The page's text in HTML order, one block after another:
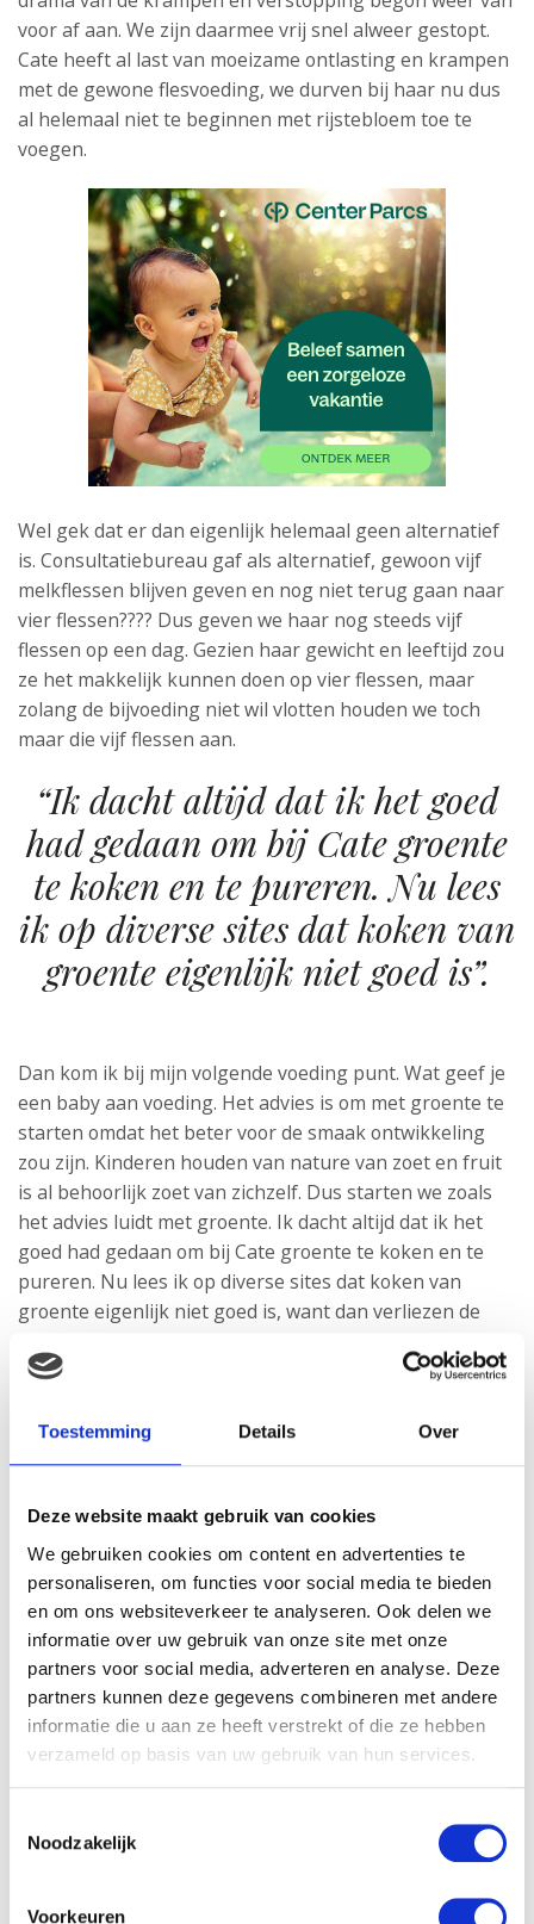
Toestemming Details Over
Deze website maakt gebruik van cookies
We gebruiken cookies om content en advertenties te
personaliseren, om functies voor social media te bieden
en om ons websiteverkeer te analyseren. Ook delen we
informatie over uw gebruik van onze site met onze
partners voor social media, adverteren en analyse. Deze
partners kunnen deze gegevens combineren met andere
informatie die u aan ze heeft verstrekt of die ze hebben
verzameld op basis van uw gebruik van hun services.
Noodzakelijk
Voorkeuren
voor af aan. We zijn daarmee vrij snel alweer gestopt.
Cate heeft al last van moeizame ontlasting en krampen
met de gewone flesvoeding, we durven bij haar nu dus
al helemaal niet te beginnen met rijstebloem toe te
voegen.
Wel gek dat er dan eigenlijk helemaal geen alternatief
is. Consultatiebureau gaf als alternatief, gewoon vijf
melkflessen blijven geven en nog niet terug gaan naar
vier flessen???? Dus geven we haar nog steeds vijf
flessen op een dag. Gezien haar gewicht en leeftijd zou
ze het makkelijk kunnen doen op vier flessen, maar
zolang de bijvoeding niet wil vlotten houden we toch
maar die vijf flessen aan.
“Ik dacht altijd dat ik het goed
had gedaan om bij Cate groente
te koken en te pureren. Nu lees
ik op diverse sites dat koken van
groente eigenlijk niet goed is”.
Dan kom ik bij mijn volgende voeding punt. Wat geef je
een baby aan voeding. Het advies is om met groente te
starten omdat het beter voor de smaak ontwikkeling
zou zijn. Kinderen houden van nature van zoet en fruit
is al behoorlijk zoet van zichzelf. Dus starten we zoals
het advies luidt met groente. Ik dacht altijd dat ik het
goed had gedaan om bij Cate groente te koken en te
pureren. Nu lees ik op diverse sites dat koken van
groente eigenlijk niet goed is, want dan verliezen de
water terecht in plaats van in de groente die je aan je
twee keer in de week aardappels, groente en vlees/vis.
Wat overblijft aan groente pureer ik voor Mary. Toch
niet echt eet, ik dan niet de groente stoom of een ander
beter alternatief gebruik om het klaar te maken.
Daarbij ben ik een werkende moeder en vind ik het al
lang goed om Mary op deze manier te voeden, omdat ik
ook geen tijd heb zoals bij Cate om van alles uit de kast
te trekken.